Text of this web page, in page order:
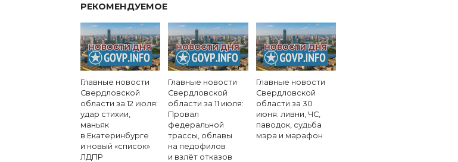
РЕКОМЕНДУЕМОЕ
Главные новости
Свердловской
области за 12 июля:
удар стихии,
маньяк
в Екатеринбурге
и новый «список»
ЛДПР
Главные новости
Свердловской
области за 11 июля:
Провал
федеральной
трассы, облавы
на педофилов
и взлёт отказов
Главные новости
Свердловской
области за 30
июня: ливни, ЧС,
паводок, судьба
мэра и марафон